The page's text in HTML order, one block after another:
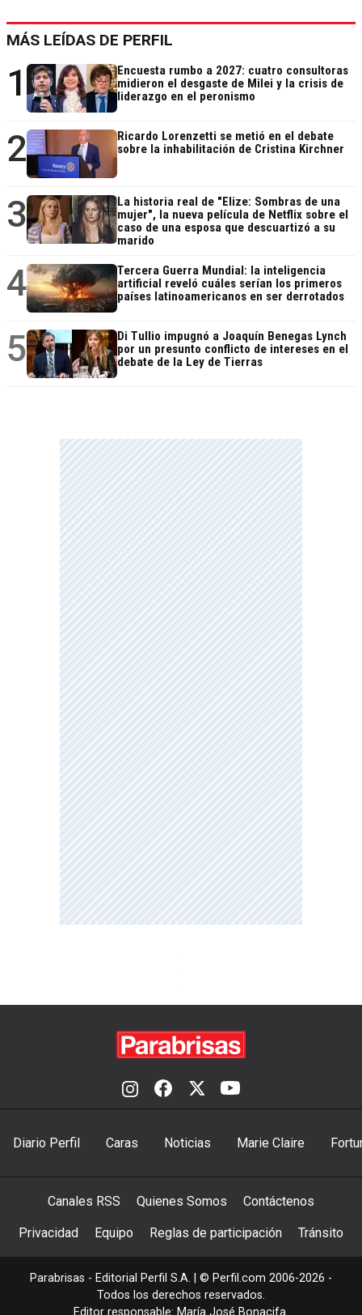
MÁS LEÍDAS DE PERFIL
1
Encuesta rumbo a 2027: cuatro consultoras
midieron el desgaste de Milei y la crisis de
liderazgo en el peronismo
2
Ricardo Lorenzetti se metió en el debate
sobre la inhabilitación de Cristina Kirchner
3
La historia real de "Elize: Sombras de una
mujer", la nueva película de Netflix sobre el
caso de una esposa que descuartizó a su
marido
4
Tercera Guerra Mundial: la inteligencia
artificial reveló cuáles serían los primeros
países latinoamericanos en ser derrotados
5
Di Tullio impugnó a Joaquín Benegas Lynch
por un presunto conflicto de intereses en el
debate de la Ley de Tierras
Diario Perfil Caras Noticias Marie Claire
Canales RSS Quienes Somos Contáctenos
Privacidad Equipo Reglas de participación Tránsito
Parabrisas - Editorial Perfil S.A. | © Perfil.com 2006-2026 -
Todos los derechos reservados.
Editor responsable: María José Bonacifa.